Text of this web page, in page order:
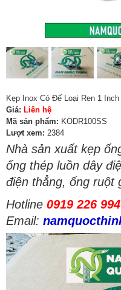
Kẹp Inox Có Đế Loại Ren 1
Giá: Liên hệ
Mã sản phẩm: KODR100SS
Lượt xem: 2384
Nhà sản xuất kẹp
ống thép luồn dây
điện thẳng, ống ruột
Hotline 0919 226 994
Email: